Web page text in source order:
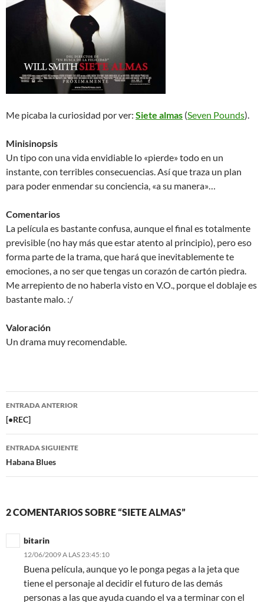
Me picaba la curiosidad por ver: Siete almas (Seven Pounds).
Minisinopsis
Un tipo con una vida envidiable lo «pierde» todo en un
instante, con terribles consecuencias. Así que traza un plan
para poder enmendar su conciencia, «a su manera»…
Comentarios
La película es bastante confusa, aunque el final es totalmente
previsible (no hay más que estar atento al principio), pero eso
forma parte de la trama, que hará que inevitablemente te
emociones, a no ser que tengas un corazón de cartón piedra.
Me arrepiento de no haberla visto en V.O., porque el doblaje es
bastante malo. :/
Valoración
Un drama muy recomendable.
Navegación
de
entradas
ENTRADA ANTERIOR
[•REC]
ENTRADA SIGUIENTE
Habana Blues
2 COMENTARIOS SOBRE “SIETE ALMAS”
bitarin
12/06/2009 A LAS 23:45:10
Buena película, aunque yo le ponga pegas a la jeta que
tiene el personaje al decidir el futuro de las demás
personas a las que ayuda cuando el va a terminar con el